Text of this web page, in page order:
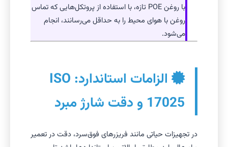
با روغن POE تازه، با استفاده از پروتکل‌هایی که تماس
روغن با هوای محیط را به حداقل می‌رسانند، انجام
می‌شود.
الزامات استاندارد: ISO
17025 و دقت شارژ مبرد
در تجهیزات حیاتی مانند فریزرهای فوق‌سرد، دقت در تعمیر